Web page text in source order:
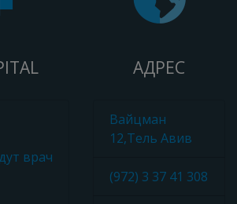
врач
АДРЕС
Вайцман
12,Тель Авив
(972) 3 37 41 308